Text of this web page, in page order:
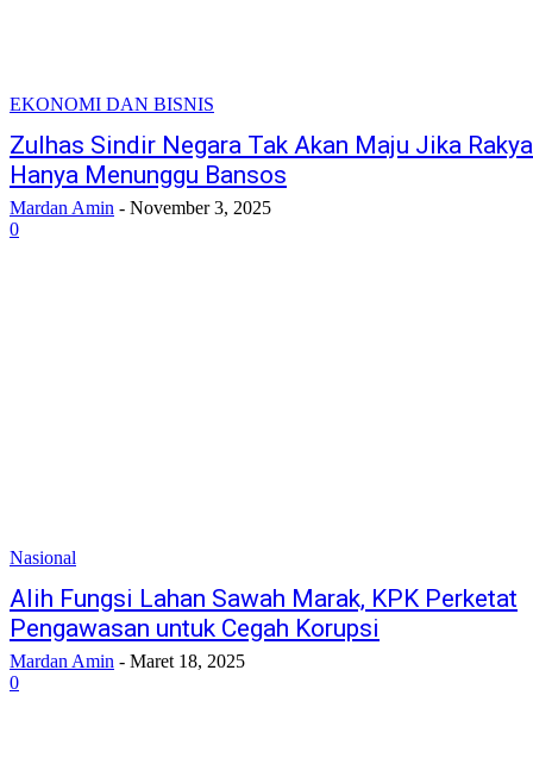
EKONOMI DAN BISNIS
Zulhas Sindir Negara Tak Akan Maju Jika
Hanya Menunggu Bansos
Mardan Amin - November 3, 2025
0
Nasional
Alih Fungsi Lahan Sawah Marak, KPK Perketat
Pengawasan untuk Cegah Korupsi
Mardan Amin - Maret 18, 2025
0